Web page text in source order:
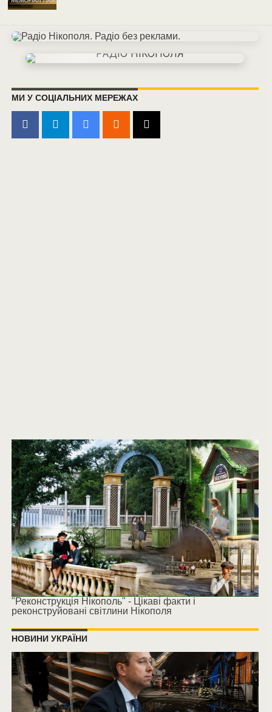
МИ У СОЦІАЛЬНИХ МЕРЕЖАХ
"Реконструкція Нікополь" - Цікаві факти і
реконструйовані світлини Нікополя
НОВИНИ УКРАЇНИ